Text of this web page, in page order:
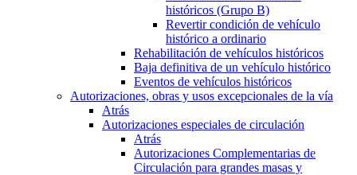
históricos (Grupo B)
Revertir condición de vehículo
histórico a ordinario
Rehabilitación de vehículos históricos
Baja definitiva de un vehículo histórico
Eventos de vehículos históricos
Autorizaciones, obras y usos excepcionales de la vía
Atrás
Autorizaciones especiales de circulación
Atrás
Autorizaciones Complementarias de
Circulación para grandes masas y